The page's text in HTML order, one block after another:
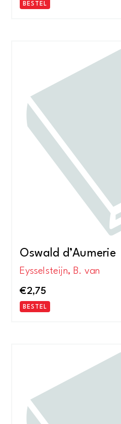
BESTEL
Oswald d’Aumerie
Eysselsteijn, B. van
€2,75
BESTEL